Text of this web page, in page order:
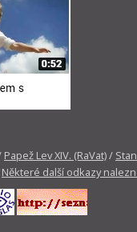
Papež Lev XIV. (RaVat)/
Některé další odkazy